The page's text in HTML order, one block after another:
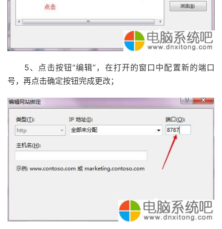
5、点击按钮“编辑”，在打开的窗口中配置新的端口
号，再点击确定按钮完成更改；